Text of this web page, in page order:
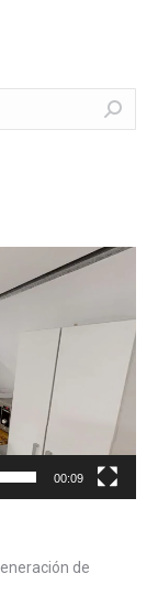
00:09
de